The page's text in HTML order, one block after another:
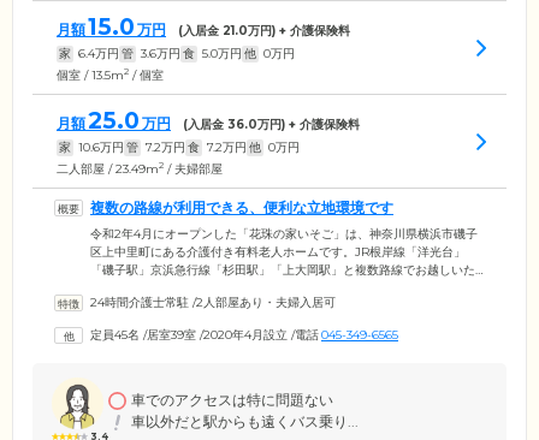
月額15.0 万円 (入居金 21.0万円) + 介護保険料
家 6.4万円 管 3.6万円 食 5.0万円 他 0万円
個室 / 13.5m2 / 個室
月額25.0 万円 (入居金 36.0万円) + 介護保険料
家 10.6万円 管 7.2万円 食 7.2万円 他 0万円
二人部屋 / 23.49m2 / 夫婦部屋
複数の路線が利用できる、便利な立地環境です
令和2年4月にオープンした「花珠の家いそご」は、神奈川県横浜市磯子
区上中里町にある介護付き有料老人ホームです。JR根岸線「洋光台」
「磯子駅」京浜急行線「杉田駅」「上大岡駅」と複数路線でお越しいた
入居者様の楽しみのひとつでもありますので、ぜひお気軽においでくだ
42室となっております。全室個室プライベート空間ですので、ご自身の
24時間介護士常駐 /2人部屋あり・夫婦入居可
定員45名 /居室39室 /2020年4月設立 /電話045-349-6565
3.4
車でのアクセスは特に問題ない
車以外だと駅からも遠くバス乗り...